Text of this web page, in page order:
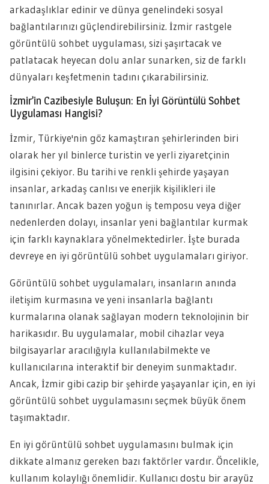
arkadaşlıklar edinir ve dünya genelindeki sosyal
bağlantılarınızı güçlendirebilirsiniz. İzmir rastgele
görüntülü sohbet uygulaması, sizi şaşırtacak ve
patlatacak heyecan dolu anlar sunarken, siz de farklı
dünyaları keşfetmenin tadını çıkarabilirsiniz.
İzmir’in Cazibesiyle Buluşun: En İyi Görüntülü Sohbet
Uygulaması Hangisi?
İzmir, Türkiye'nin göz kamaştıran şehirlerinden biri
olarak her yıl binlerce turistin ve yerli ziyaretçinin
ilgisini çekiyor. Bu tarihi ve renkli şehirde yaşayan
insanlar, arkadaş canlısı ve enerjik kişilikleri ile
tanınırlar. Ancak bazen yoğun iş temposu veya diğer
nedenlerden dolayı, insanlar yeni bağlantılar kurmak
için farklı kaynaklara yönelmektedirler. İşte burada
devreye en iyi görüntülü sohbet uygulamaları giriyor.
Görüntülü sohbet uygulamaları, insanların anında
iletişim kurmasına ve yeni insanlarla bağlantı
kurmalarına olanak sağlayan modern teknolojinin bir
harikasıdır. Bu uygulamalar, mobil cihazlar veya
bilgisayarlar aracılığıyla kullanılabilmekte ve
kullanıcılarına interaktif bir deneyim sunmaktadır.
Ancak, İzmir gibi cazip bir şehirde yaşayanlar için, en iyi
görüntülü sohbet uygulamasını seçmek büyük önem
taşımaktadır.
En iyi görüntülü sohbet uygulamasını bulmak için
dikkate almanız gereken bazı faktörler vardır. Öncelikle,
kullanım kolaylığı önemlidir. Kullanıcı dostu bir arayüz